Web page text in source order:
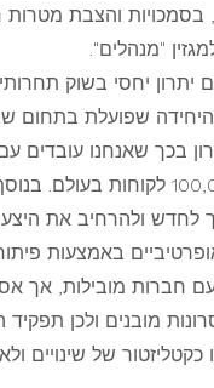
בסמכויות והצבת
"מנהלים".
יתרון יחסי בשוק
שפועלת בתחום
ולמעלה מ- 100,000 לקוחות
לחדש ולהרחיב את
באמצעות
עם חברות מובילות, אך
מובנים ולכן
של שינויים